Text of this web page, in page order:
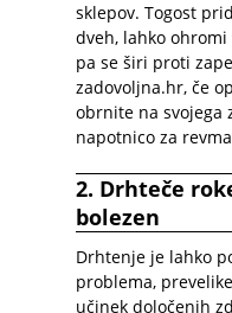
sklepov. Togost
dveh, lahko ohromi
pa se širi proti
zadovoljna.hr, če
obrnite na svojega
napotnico za
2. Drhteče
bolezen
Drhtenje je lahko
problema,
učinek določenih